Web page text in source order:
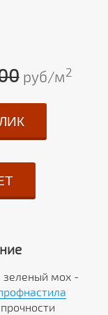
руб/м2
зеленый мох -